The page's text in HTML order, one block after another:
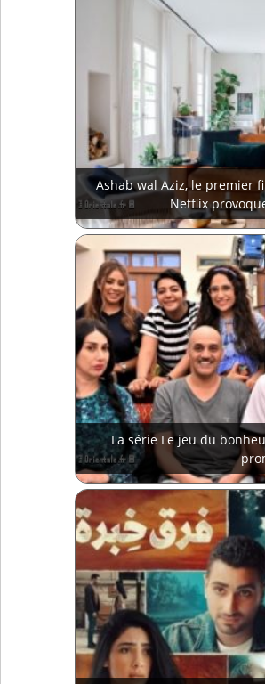
Ashab wal Aziz, le premier
Netflix
La série Le jeu du